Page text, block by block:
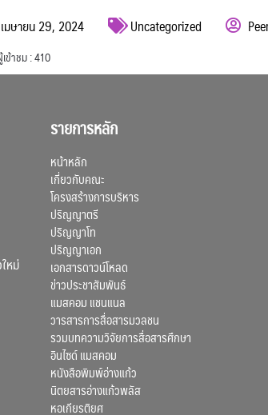
เมษายน 29, 2024 Uncategorized
ข้าชม :410
หม่
รายการหลัก
หน้าหลัก
เกี่ยวกับคณะ
โครงสร้างการบริหาร
ปริญญาตรี
ปริญญาโท
ปริญญาเอก
เอกสารดาวน์โหลด
ข่าวประชาสัมพันธ์
แมสคอม แชนแนล
วารสารการสื่อสารมวลชน
รวมบทความวิจัยการสื่อสารศึกษา
อินไซด์ แมสคอม
หนังสือพิมพ์อ่างแก้ว
นิตยสารอ่างแก้วพลัส
หอเกียรติยศ